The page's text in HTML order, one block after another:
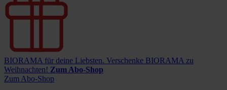
BIORAMA für deine Liebsten. Verschenke BIORAMA zu
Weihnachten! Zum Abo-Shop
Zum Abo-Shop